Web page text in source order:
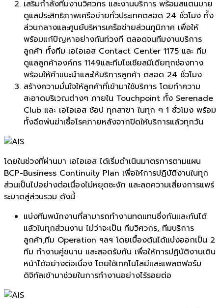
เสริมกำลังทีมงานวิศวกร และงานบริการ พร้อมสแตนบาย
ดูแลประสิทธิภาพเครือข่ายทั่วประเทศตลอด 24 ชั่วโมง ทั้ง
ส่วนกลางและศูนย์บริหารเครือข่ายส่วนภูมิภาค เพื่อให้
พร้อมแก้ปัญหาอย่างทันท่วงที ตลอดจนทีมงานบริการ
ลูกค้า ทั้งทีม เอไอเอส Contact Center 1175 และ ทีม
ดูแลลูกค้าองค์กร 1149และทีมโซเชียลมีเดียทุกช่องทาง
พร้อมให้คำแนะนำและให้บริการลูกค้า ตลอด 24 ชั่วโมง
สร้างความมั่นใจให้ลูกค้าที่เข้ามาใช้บริการ โดยทำความ
สะอาดบริเวณต่างๆ ภายใน Touchpoint ทั้ง Serenade
Club และ เอไอเอส ช้อป ทุกสาขา ในทุก ๆ 1 ชั่วโมง พร้อม
ทั้งฉีดพ่นฆ่าเชื้อโรคภายหลังจากปิดให้บริการแล้วทุกวัน
โดยในช่วงที่ผ่านมา เอไอเอส ได้เริ่มดำเนินมาตรการตามแผน
BCP-Business Continuity Plan เพื่อให้การปฏิบัติงานในทุก
ส่วนเป็นไปอย่างต่อเนื่องไม่หยุดชะงัก และลดความเสี่ยงการแพร่
ระบาดสู่ส่วนรวม ดังนี้
แบ่งทีมพนักงานที่สามารถทำงานทดแทนซึ่งกันและกันได้
แล้วในทุกส่วนงาน ไม่ว่าจะเป็น ทีมวิศวกร, ทีมบริการ
ลูกค้า,ทีม Operation ฯลฯ โดยเบื้องต้นได้แบ่งออกเป็น 2
ทีม ทำงานคู่ขนาน และสอดรับกัน เพื่อให้การปฏิบัติงานเดิน
หน้าได้อย่างต่อเนื่อง โดยใช้เทคโนโลยีและแพลตฟอร์ม
ดิจิทัลเข้ามาช่วยในการทำงานอย่างไร้รอยต่อ